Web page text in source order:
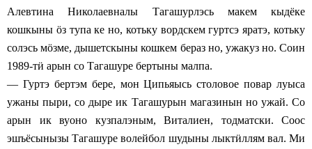
Алевтина Николаевналы Тагашурлэсь макем кыдёке
кошкыны ӧз тупа ке но, котьку вордскем гуртсэ яратэ, котьку
солэсь мӧзме, дышетскыны кошкем бераз но, ужакуз но. Соин
1989-тӥ арын со Тагашуре бертыны малпа.
— Гуртэ бертэм бере, мон Ципьяысь столовое повар луыса
ужаны пыри, со дыре ик Тагашурын магазинын но ужай. Со
арын ик вуоно кузпалэным, Виталиен, тодматски. Соос
эшъёсынызы Тагашуре волейбол шудыны лыктӥллям вал. Ми